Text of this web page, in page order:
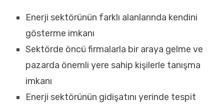
Enerji sektörünün farklı alanlarında kendini
gösterme imkanı
Sektörde öncü firmalarla bir araya gelme ve
pazarda önemli yere sahip kişilerle tanışma
imkanı
Enerji sektörünün gidişatını yerinde tespit